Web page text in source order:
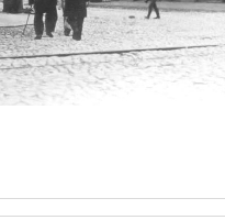
1903 РОКУ